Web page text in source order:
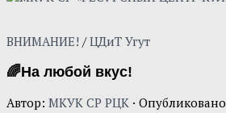
ВНИМАНИЕ! / ЦДиТ Угут
🌈На любой вкус!
Автор: МКУК СР РЦК · Опубликовано